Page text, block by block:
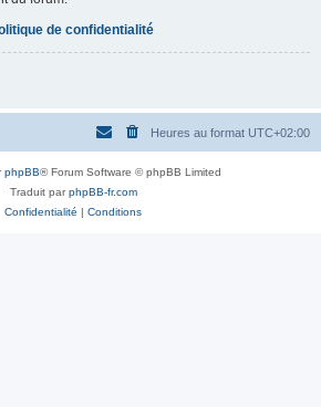
de confidentialité
Heures au format UTC+02:00
phpBB® Forum Software © phpBB Limited
Traduit parphpBB-fr.com
Confidentialité | Conditions